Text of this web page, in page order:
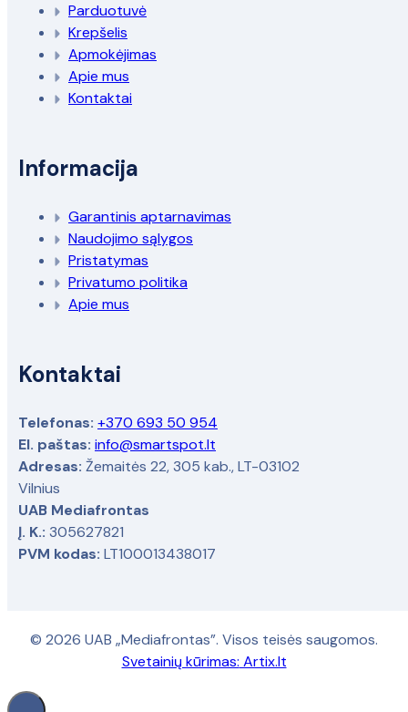
Parduotuvė
Krepšelis
Apmokėjimas
Apie mus
Kontaktai
Informacija
Garantinis aptarnavimas
Naudojimo sąlygos
Pristatymas
Privatumo politika
Apie mus
Kontaktai
Telefonas: +370 693 50 954
El. paštas: info@smartspot.lt
Adresas: Žemaitės 22, 305 kab., LT-03102
Vilnius
UAB Mediafrontas
Į. K.: 305627821
PVM kodas: LT100013438017
© 2026 UAB „Mediafrontas”. Visos teisės saugomos.
Svetainių kūrimas: Artix.lt